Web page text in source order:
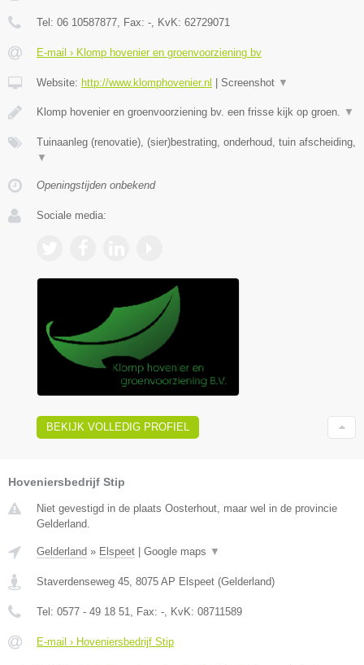
Tel: 06 10587877, Fax: -, KvK: 62729071
E-mail › Klomp hovenier en groenvoorziening bv
Website: http://www.klomphovenier.nl Screenshot ▼
Klomp hovenier en groenvoorziening bv. een frisse kijk op groen. ▼
Tuinaanleg (renovatie), (sier)bestrating, onderhoud, tuin afscheiding,
▼
Openingstijden onbekend
Sociale media:
BEKIJK VOLLEDIG PROFIEL
Hoveniersbedrijf Stip
Niet gevestigd in de plaats Oosterhout, maar wel in de provincie
Gelderland.
Gelderland » Elspeet Google maps ▼
Staverdenseweg 45, 8075 AP Elspeet (Gelderland)
Tel: 0577 - 49 18 51, Fax: -, KvK: 08711589
E-mail › Hoveniersbedrijf Stip